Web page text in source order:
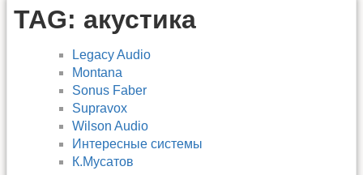
TAG: акустика
Legacy Audio
Montana
Sonus Faber
Supravox
Wilson Audio
Интересные системы
К.Мусатов